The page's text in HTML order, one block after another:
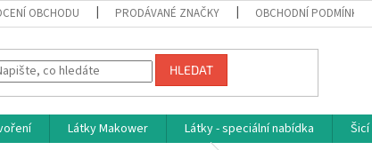
OBCHODU PRODÁVANÉ ZNAČKY OBCHODNÍ PODMÍNKY
HLEDAT
Látky Makower Látky - speciální nabídka